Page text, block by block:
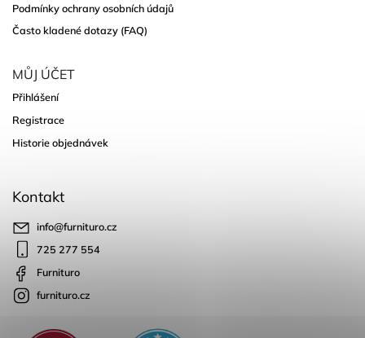
Podmínky ochrany osobních údajů
Často kladené dotazy (FAQ)
MŮJ ÚČET
Přihlášení
Registrace
Historie objednávek
Kontakt
info@furnituro.cz
725 277 554
Furnituro
furnituro.cz